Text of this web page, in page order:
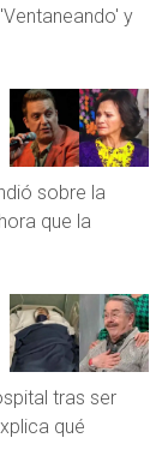
y
sobre la
que la
tras ser
qué